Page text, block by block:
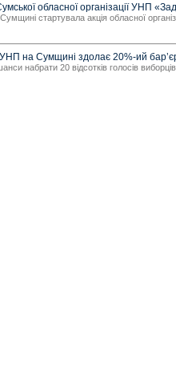
обласної організації УНП
стартувала акція обласної
на Сумщині здолає 20%-ий
набрати 20 відсотків голосів